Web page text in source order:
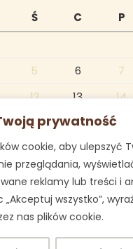
prywatność
cookie, aby ulepszyć
przeglądania,
reklamy lub treści i
„Akceptuj wszystko”,
nas plików cookie.
Ś C P
5 6 7
12 13 14
19 20
26 27 28